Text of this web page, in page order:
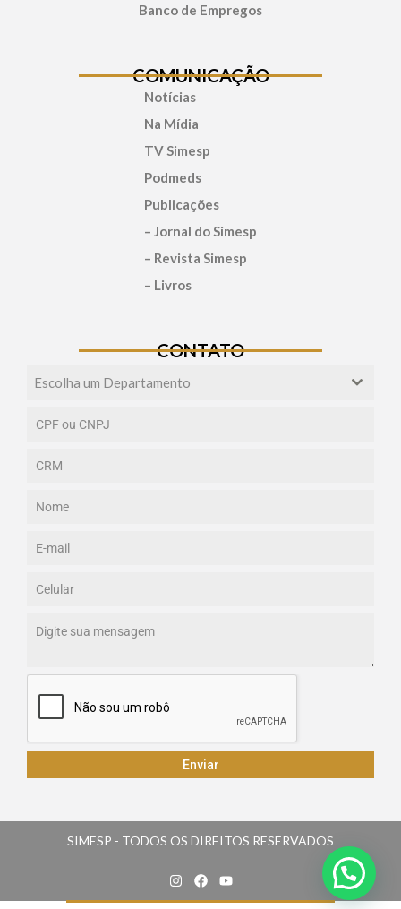
Banco de Empregos
COMUNICAÇÃO
Notícias
Na Mídia
TV Simesp
Podmeds
Publicações
– Jornal do Simesp
– Revista Simesp
– Livros
CONTATO
Escolha um Departamento
Enviar
SIMESP - TODOS OS DIREITOS RESERVADOS